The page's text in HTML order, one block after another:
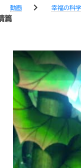
動画 chevron_right 幸福の科
篇